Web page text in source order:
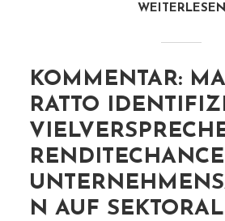
WEITERLESEN
KOMMENTAR:
RATTO
N AUF